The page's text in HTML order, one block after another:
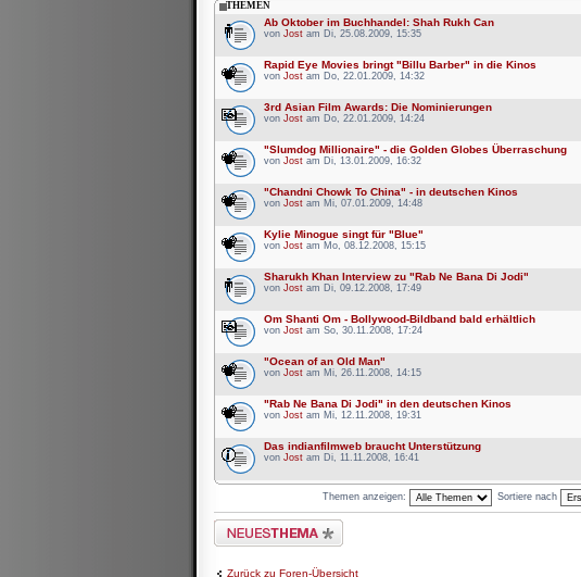
THEMEN
Ab Oktober im Buchhandel: Shah Rukh Can
von Jost am Di, 25.08.2009, 15:35
Rapid Eye Movies bringt "Billu Barber" in die Kinos
von Jost am Do, 22.01.2009, 14:32
3rd Asian Film Awards: Die Nominierungen
von Jost am Do, 22.01.2009, 14:24
"Slumdog Millionaire" - die Golden Globes Überraschung
von Jost am Di, 13.01.2009, 16:32
"Chandni Chowk To China" - in deutschen Kinos
von Jost am Mi, 07.01.2009, 14:48
Kylie Minogue singt für "Blue"
von Jost am Mo, 08.12.2008, 15:15
Sharukh Khan Interview zu "Rab Ne Bana Di Jodi"
von Jost am Di, 09.12.2008, 17:49
Om Shanti Om - Bollywood-Bildband bald erhältlich
von Jost am So, 30.11.2008, 17:24
"Ocean of an Old Man"
von Jost am Mi, 26.11.2008, 14:15
"Rab Ne Bana Di Jodi" in den deutschen Kinos
von Jost am Mi, 12.11.2008, 19:31
Das indianfilmweb braucht Unterstützung
von Jost am Di, 11.11.2008, 16:41
Themen anzeigen: Sortiere nach
Neues Thema erstellen
Zurück zu Foren-Übersicht